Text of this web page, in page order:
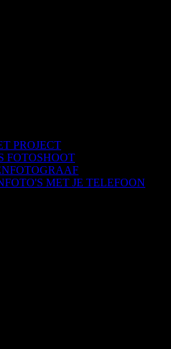
PROJECT
FOTOSHOOT
MET JE TELEFOON